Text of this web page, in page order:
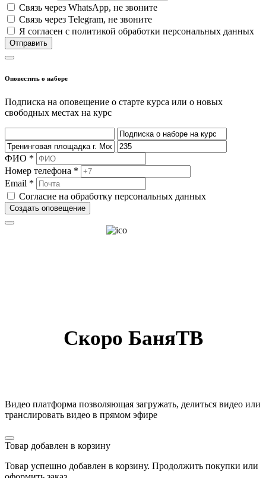
Cвязь через WhatsApp, не звоните
Cвязь через Telegram, не звоните
Я согласен с политикой обработки персональных данных
Отправить
Оповестить о наборе
Подписка на оповещение о старте курса или о новых
свободных местах на курс
ФИО *
Номер телефона *
Email *
Согласие на обработку персональных данных
Создать оповещение
Скоро БаняТВ
Видео платформа позволяющая загружать, делиться видео или
транслировать видео в прямом эфире
Товар добавлен в корзину
Товар успешно добавлен в корзину. Продолжить покупки или